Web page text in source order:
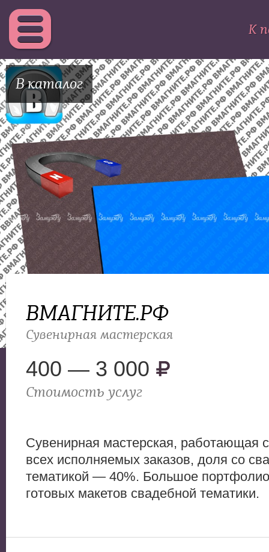
К
В каталог
ВМАГНИТЕ.РФ
Сувенирная мастерская
400 — 3 000
Стоимость услуг
Сувенирная мастерская, работающая с
всех исполняемых заказов, доля со
тематикой — 40%. Большое
готовых макетов свадебной тематики.